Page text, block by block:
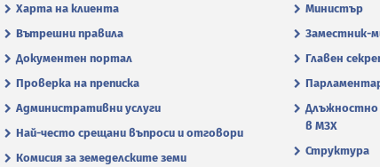
Харта на клиента
Вътрешни правила
Документен портал
Проверка на преписка
Административни услуги
Най-често срещани въпроси и отговори
Комисия за земеделските земи
Министър
Заместник-
Главен
Длъжностно
в МЗХ
Структура